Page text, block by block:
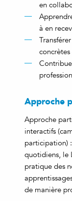
en
à en
Approche
Approche
interactifs
participation)
quotidiens, le
pratique des
de manière